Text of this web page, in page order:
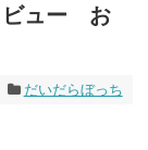
ビュー お
だいだらぼっち